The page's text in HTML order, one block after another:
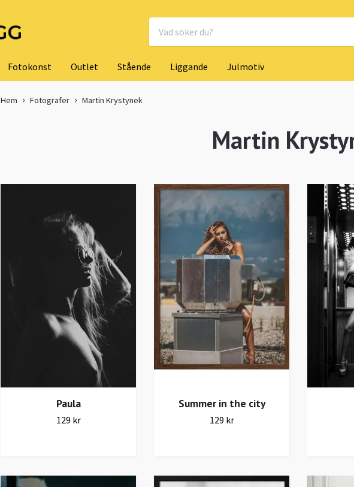
Fotokonst Outlet Stående Liggande Julmotiv
Hem Fotografer Martin Krystynek
Martin
Paula
129 kr
Summer in the city
129 kr